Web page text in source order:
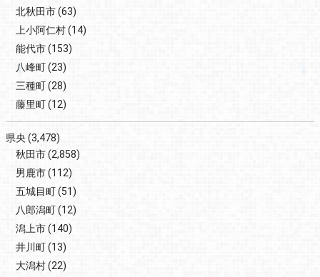
北秋田市(63)
上小阿仁村(14)
能代市(153)
八峰町(23)
三種町(28)
藤里町(12)
県央(3,478)
秋田市(2,858)
男鹿市(112)
五城目町(51)
八郎潟町(12)
潟上市(140)
井川町(13)
大潟村(22)